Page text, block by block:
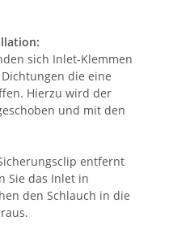
sich Inlet-Klemmen
die eine
Hierzu wird der
und mit den
entfernt
Sie das Inlet in
den Schlauch in die